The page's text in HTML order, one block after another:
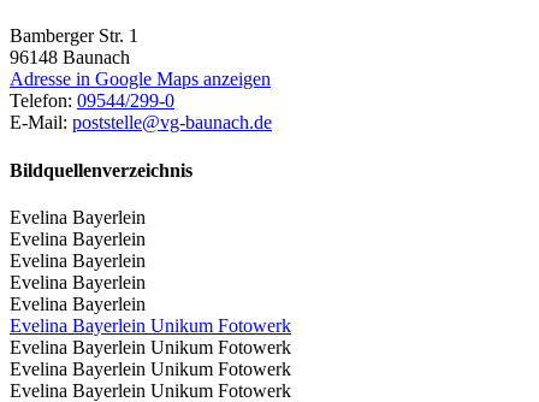
Bamberger Str. 1
96148 Baunach
Adresse in Google Maps anzeigen
Telefon: 09544/299-0
E-Mail: poststelle@vg-baunach.de
Bildquellenverzeichnis
Evelina Bayerlein
Evelina Bayerlein
Evelina Bayerlein
Evelina Bayerlein
Evelina Bayerlein
Evelina Bayerlein Unikum Fotowerk
Evelina Bayerlein Unikum Fotowerk
Evelina Bayerlein Unikum Fotowerk
Evelina Bayerlein Unikum Fotowerk